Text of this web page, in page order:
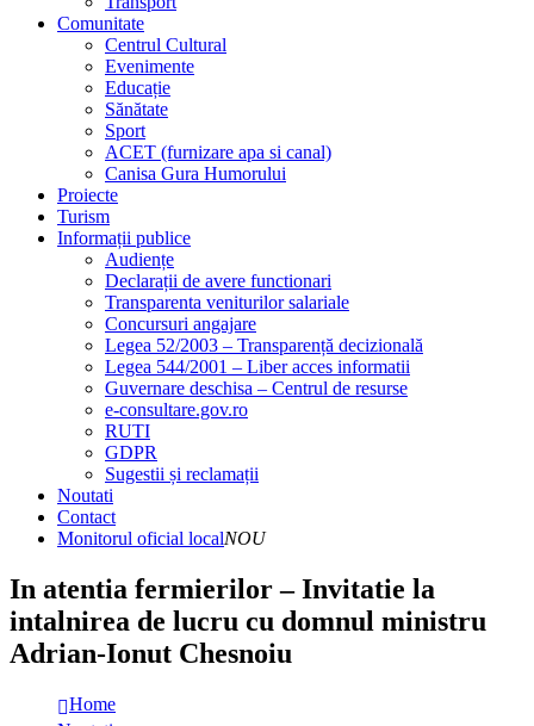
Comunitate
Centrul Cultural
Evenimente
Educație
Sănătate
Sport
ACET (furnizare apa si canal)
Canisa Gura Humorului
Proiecte
Turism
Informații publice
Audiențe
Declarații de avere functionari
Transparenta veniturilor salariale
Concursuri angajare
Legea 52/2003 – Transparență decizională
Legea 544/2001 – Liber acces informatii
Guvernare deschisa – Centrul de resurse
e-consultare.gov.ro
RUTI
GDPR
Sugestii și reclamații
Noutati
Contact
Monitorul oficial localNOU
In atentia fermierilor – Invitatie la
intalnirea de lucru cu domnul ministru
Adrian-Ionut Chesnoiu
Home